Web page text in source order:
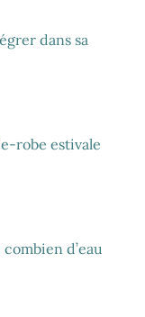
dans sa
robe estivale
d’eau